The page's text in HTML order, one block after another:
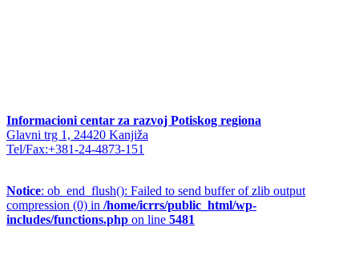
Informacioni centar za razvoj Potiskog regiona
Glavni trg 1, 24420 Kanjiža
Tel/Fax:+381-24-4873-151
Notice: ob_end_flush(): Failed to send buffer of zlib output
compression (0) in /home/icrrs/public_html/wp-
includes/functions.php on line 5481